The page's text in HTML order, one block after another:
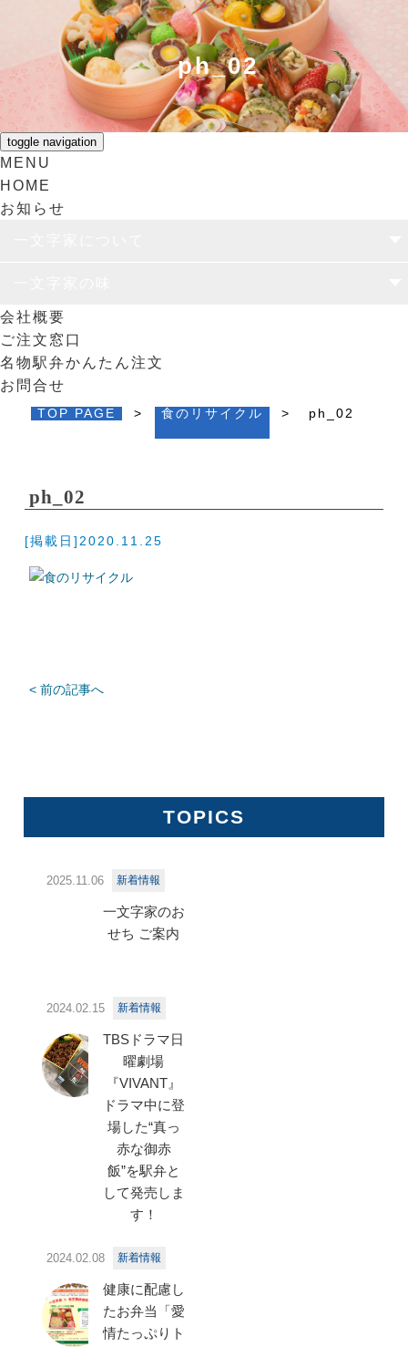
ph_02
toggle navigation
MENU
HOME
お知らせ
仕出し
駅弁
日替わりランチ
オリジナル弁当
会社概要
ご注文窓口
名物駅弁かんたん注文
お問合せ
TOP PAGE > 食のリサイクル > ph_02
ph_02
[掲載日]2020.11.25
< 前の記事へ
TOPICS
2025.11.06 新着情報
一文字家のお
せち ご案内
2024.02.15 新着情報
TBSドラマ日
曜劇場
『VIVANT』
ドラマ中に登
場した“真っ
赤な御赤
飯”を駅弁と
して発売しま
す！
2024.02.08 新着情報
健康に配慮し
たお弁当「愛
情たっぷりト